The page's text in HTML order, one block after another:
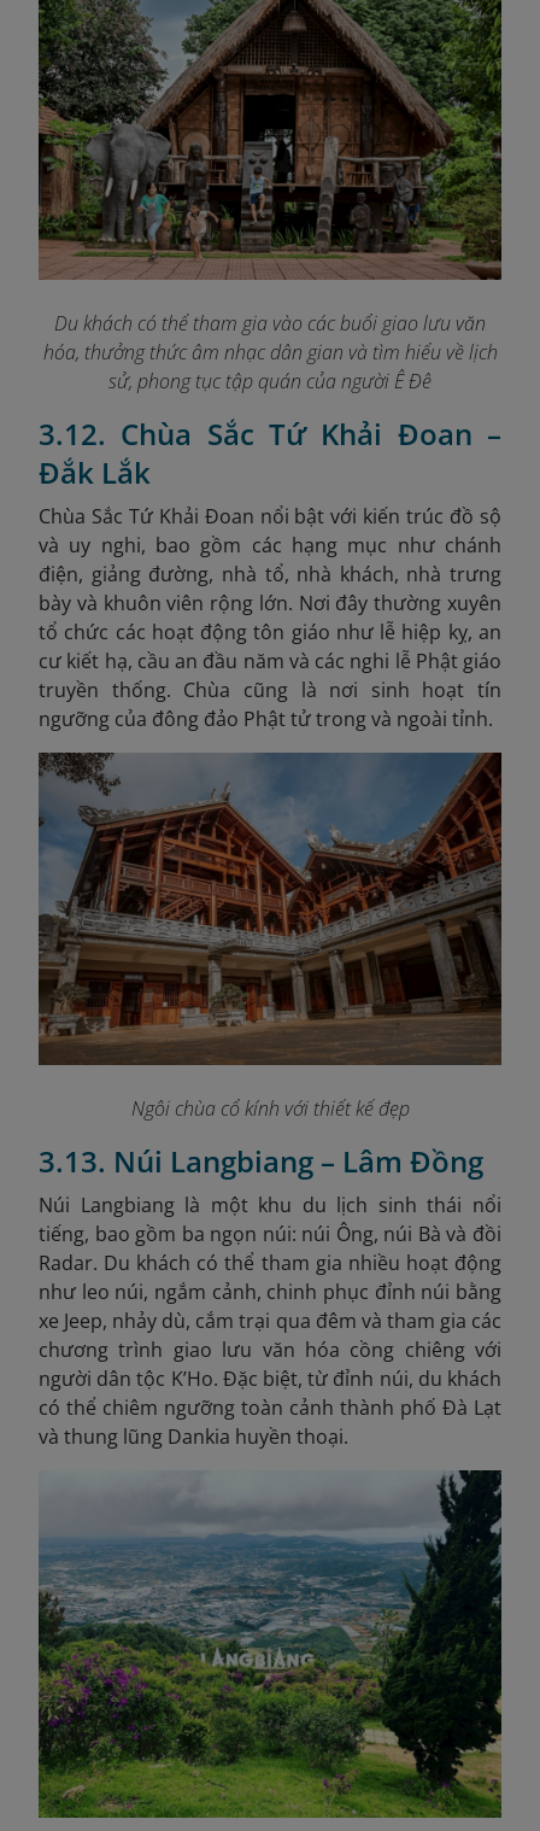
Du khách có thể tham gia vào các buổi giao lưu văn
hóa, thưởng thức âm nhạc dân gian và tìm hiểu về lịch
sử, phong tục tập quán của người Ê Đê
3.12. Chùa Sắc Tứ Khải Đoan –
Đắk Lắk
Chùa Sắc Tứ Khải Đoan nổi bật với kiến trúc đồ sộ
và uy nghi, bao gồm các hạng mục như chánh
điện, giảng đường, nhà tổ, nhà khách, nhà trưng
bày và khuôn viên rộng lớn. Nơi đây thường xuyên
tổ chức các hoạt động tôn giáo như lễ hiệp kỵ, an
cư kiết hạ, cầu an đầu năm và các nghi lễ Phật giáo
truyền thống. Chùa cũng là nơi sinh hoạt tín
ngưỡng của đông đảo Phật tử trong và ngoài tỉnh.
Ngôi chùa cổ kính với thiết kế đẹp
3.13. Núi Langbiang – Lâm Đồng
Núi Langbiang là một khu du lịch sinh thái nổi
tiếng, bao gồm ba ngọn núi: núi Ông, núi Bà và đồi
Radar. Du khách có thể tham gia nhiều hoạt động
như leo núi, ngắm cảnh, chinh phục đỉnh núi bằng
xe Jeep, nhảy dù, cắm trại qua đêm và tham gia các
chương trình giao lưu văn hóa cồng chiêng với
người dân tộc K’Ho. Đặc biệt, từ đỉnh núi, du khách
có thể chiêm ngưỡng toàn cảnh thành phố Đà Lạt
và thung lũng Dankia huyền thoại.